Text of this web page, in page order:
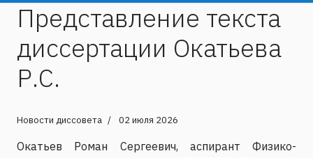
Представление текста
диссертации Окатьева
Р.С.
Новости диссовета 02 июля 2026
Окатьев Роман Сергеевич, аспирант Физико-